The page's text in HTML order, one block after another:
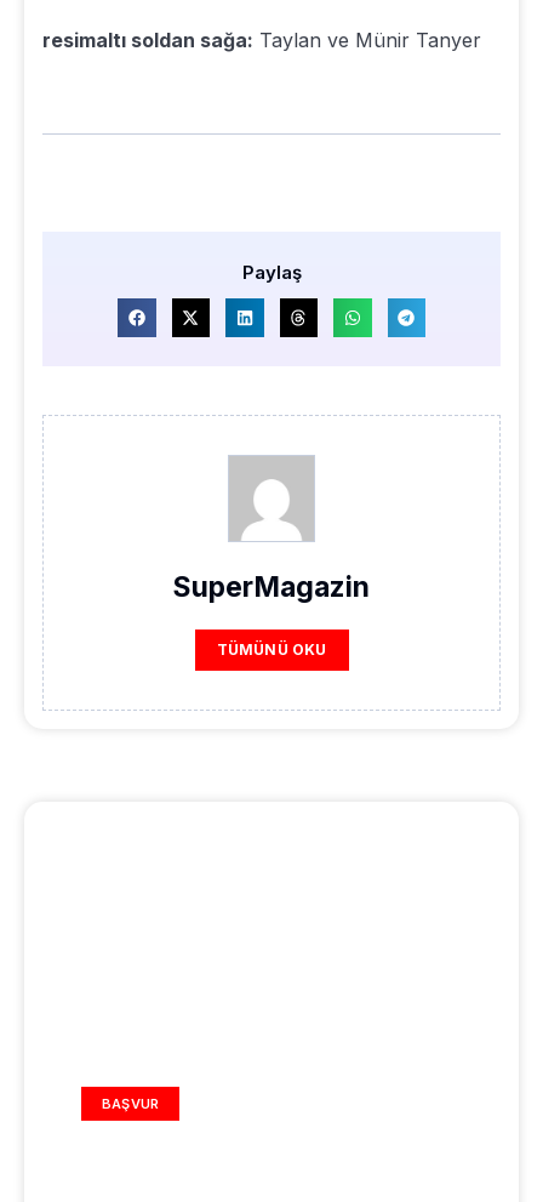
resimaltı soldan sağa: Taylan ve Münir Tanyer
Paylaş
SuperMagazin
TÜMÜNÜ OKU
BAŞVUR